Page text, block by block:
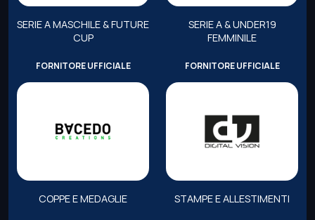
SERIE A MASCHILE & FUTURE
CUP
SERIE A & UNDER19
FEMMINILE
FORNITORE UFFICIALE
COPPE E MEDAGLIE
FORNITORE UFFICIALE
STAMPE E ALLESTIMENTI